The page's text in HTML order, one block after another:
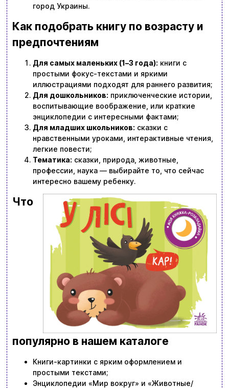
город Украины.
Как подобрать книгу по возрасту и
предпочтениям
Для самых маленьких (1–3 года): книги с
простыми фокус-текстами и яркими
иллюстрациями подходят для раннего развития;
Для дошкольников: приключенческие истории,
воспитывающие воображение, или краткие
энциклопедии с интересными фактами;
Для младших школьников: сказки с
нравственными уроками, интерактивные чтения,
легкие повести;
Тематика: сказки, природа, животные,
профессии, наука — выбирайте то, что сейчас
интересно вашему ребенку.
Что
популярно в нашем каталоге
Книги-картинки с ярким оформлением и
простыми текстами;
Энциклопедии «Мир вокруг» и «Животные/